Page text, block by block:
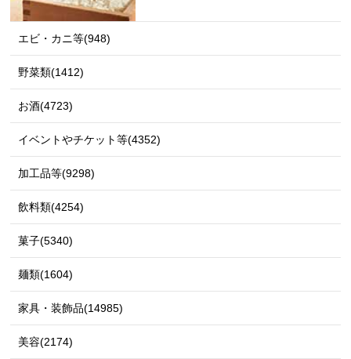
エビ・カニ等(948)
野菜類(1412)
お酒(4723)
イベントやチケット等(4352)
加工品等(9298)
飲料類(4254)
菓子(5340)
麺類(1604)
家具・装飾品(14985)
美容(2174)